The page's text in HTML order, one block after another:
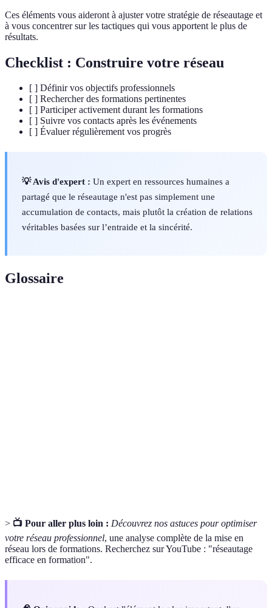
Ces éléments vous aideront à ajuster votre stratégie de réseautage et
à vous concentrer sur les tactiques qui vous apportent le plus de
résultats.
Checklist : Construire votre réseau
[ ] Définir vos objectifs professionnels
[ ] Rechercher des formations pertinentes
[ ] Participer activement durant les formations
[ ] Suivre vos contacts après les événements
[ ] Évaluer régulièrement vos progrès
💡 Avis d'expert : Un expert en ressources humaines a
partagé que le réseautage n'est pas simplement une
accumulation de contacts, mais plutôt la création de relations
véritables basées sur l’entraide et la sincérité.
Glossaire
> 📺 Pour aller plus loin : Découvrez nos astuces pour optimiser
votre réseau professionnel, une analyse complète de la mise en
réseau lors de formations. Recherchez sur YouTube : "réseautage
efficace en formation".